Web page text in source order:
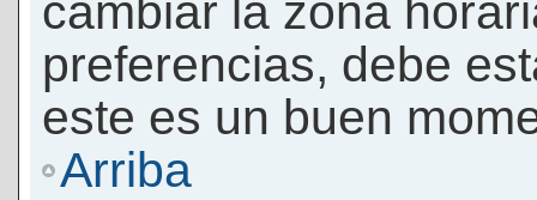
cambiar la zona
preferencias, debe
este es un buen
Arriba